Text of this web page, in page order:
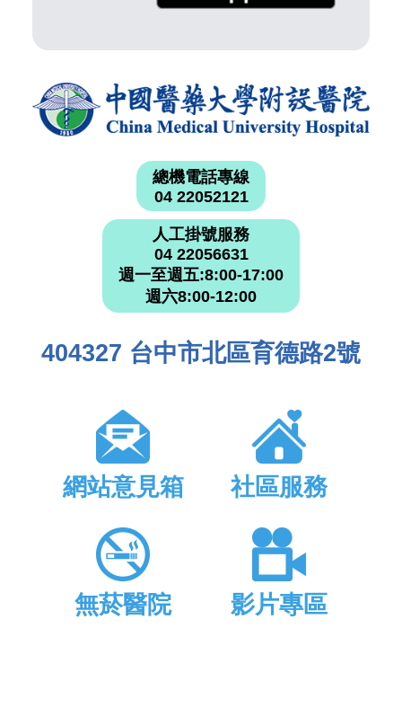
總機電話專線
04 22052121
人工掛號服務
04 22056631
週一至週五:8:00-17:00
週六8:00-12:00
404327 台中市北區育德路2號
網站意見箱 社區服務
無菸醫院 影片專區